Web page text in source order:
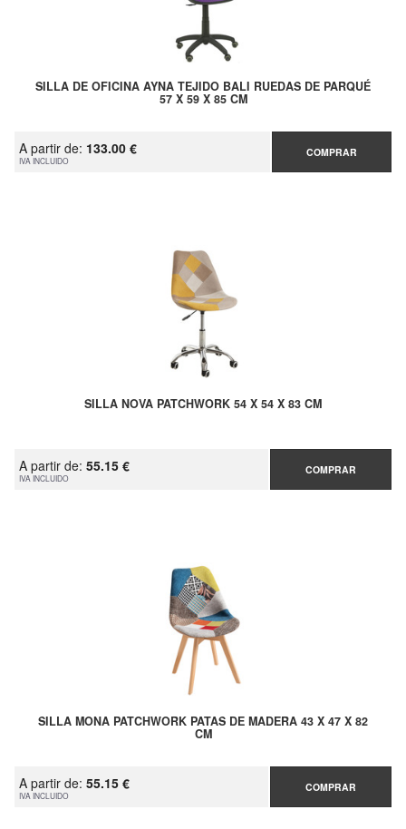
SILLA DE OFICINA AYNA TEJIDO BALI RUEDAS DE PARQUÉ
57 X 59 X 85 CM
A partir de: 133.00 €
IVA INCLUIDO
COMPRAR
SILLA NOVA PATCHWORK 54 X 54 X 83 CM
A partir de: 55.15 €
IVA INCLUIDO
COMPRAR
SILLA MONA PATCHWORK PATAS DE MADERA 43 X 47 X 82
CM
A partir de: 55.15 €
IVA INCLUIDO
COMPRAR